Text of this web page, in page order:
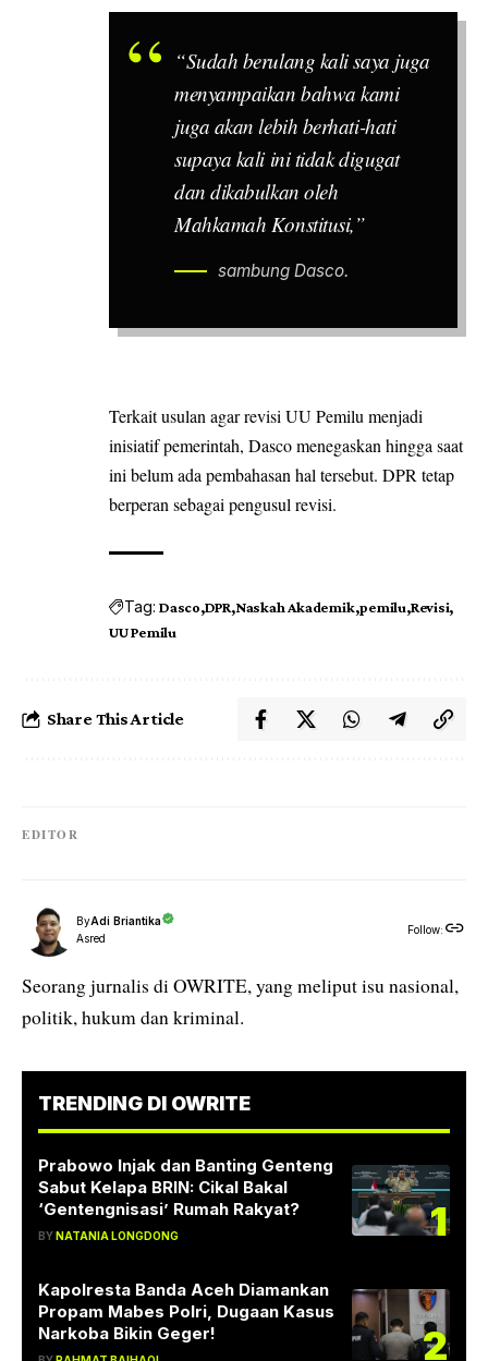
“Sudah berulang kali saya juga
menyampaikan bahwa kami
juga akan lebih berhati-hati
supaya kali ini tidak digugat
dan dikabulkan oleh
Mahkamah Konstitusi,”
sambung Dasco.
Terkait usulan agar revisi UU Pemilu menjadi
inisiatif pemerintah, Dasco menegaskan hingga saat
ini belum ada pembahasan hal tersebut. DPR tetap
berperan sebagai pengusul revisi.
Tag: Dasco DPR Naskah Akademik pemilu Revisi
UU Pemilu
Share This Article
EDITOR
ByAdi Briantika
Asred
Follow:
Seorang jurnalis di OWRITE, yang meliput isu nasional,
politik, hukum dan kriminal.
TRENDING DI OWRITE
Prabowo Injak dan Banting Genteng
Sabut Kelapa BRIN: Cikal Bakal
‘Gentengnisasi’ Rumah Rakyat?
BYNATANIA LONGDONG 1
Kapolresta Banda Aceh Diamankan
Propam Mabes Polri, Dugaan Kasus
Narkoba Bikin Geger!
2